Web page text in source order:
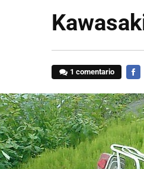
1 comentario